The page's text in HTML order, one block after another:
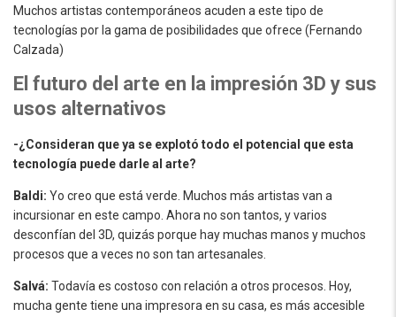
Muchos artistas contemporáneos acuden a este tipo de
tecnologías por la gama de posibilidades que ofrece (Fernando
Calzada)
El futuro del arte en la impresión 3D y sus
usos alternativos
-¿Consideran que ya se explotó todo el potencial que esta
tecnología puede darle al arte?
Baldi: Yo creo que está verde. Muchos más artistas van a
incursionar en este campo. Ahora no son tantos, y varios
desconfían del 3D, quizás porque hay muchas manos y muchos
procesos que a veces no son tan artesanales.
Salvá: Todavía es costoso con relación a otros procesos. Hoy,
mucha gente tiene una impresora en su casa, es más accesible